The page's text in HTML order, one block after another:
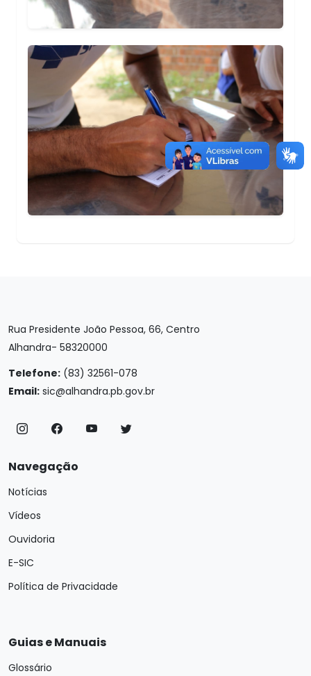
Rua Presidente João Pessoa, 66, Centro
Alhandra- 58320000
Telefone: (83) 32561-078
Email: sic@alhandra.pb.gov.br
Navegação
Notícias
Vídeos
Ouvidoria
E-SIC
Política de Privacidade
Guias e Manuais
Glossário